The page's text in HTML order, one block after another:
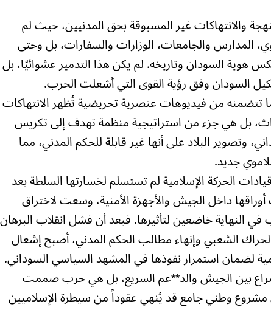
والانتهاكات غير المسبوقة بحق المدنيين، حيث لم
المدارس والجامعات، الوزارات والسفارات، بل وحتى
هوية السودان وتاريخه. لم يكن هذا التدمير عشوائيًا، بل
السودان وفق رؤية القوى التي أشعلت الحرب.
تتضمنه من فيديوهات عنصرية تحريضية تُظهر الانتهاكات
بل هي جزء من استراتيجية منظمة تهدف إلى تكريس
وتصوير البلاد على أنها غير قابلة للحكم المدني، مما
جديد.
2021، ظهر جليًا أن قيادات الحركة الإسلامية لم تستسلم لخسارتها السلطة بعد
داخل الجيش والأجهزة الأمنية، وسعت لاختراق
النهاية خاضعين لتأثيرها. فبعد أن فشل انقلاب البرهان
الشعبي وإنهاء مطالب الحكم المدني، أصبح إشعال
لضمان استمرار نفوذها في المشهد السياسي السوداني.
بين الجيش والد**عم السريع، بل هي حرب صممت
وطني جامع قد يُنهي عقوداً من سيطرة الإسلاميين